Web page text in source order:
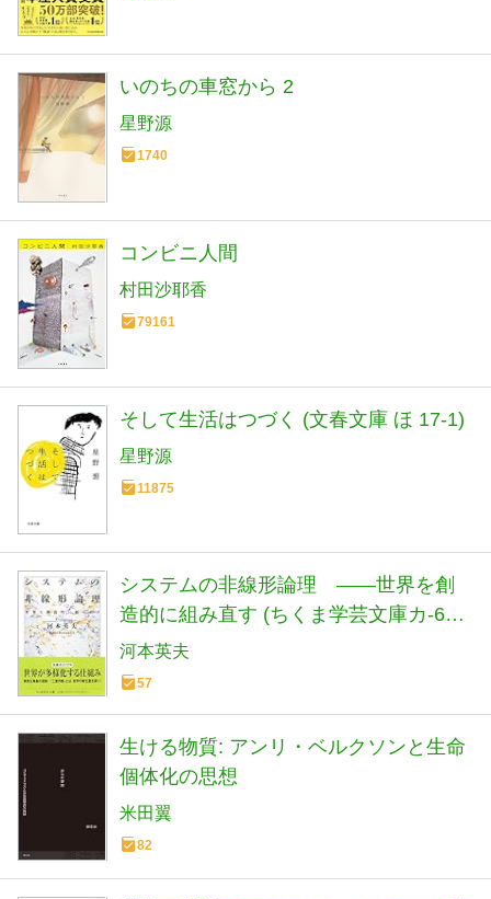
いのちの車窓から 2
星野源
1740
コンビニ人間
村田沙耶香
79161
そして生活はつづく (文春文庫 ほ 17-1)
星野源
11875
システムの非線形論理 ――世界を創
造的に組み直す (ちくま学芸文庫カ-64-
1)
河本英夫
57
生ける物質: アンリ・ベルクソンと生命
個体化の思想
米田翼
82